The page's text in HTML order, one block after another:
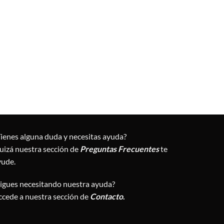
alguna duda y necesitas ayuda?
nuestra sección de Preguntas Frecuenteste
necesitando nuestra ayuda?
a nuestra sección de Contacto.